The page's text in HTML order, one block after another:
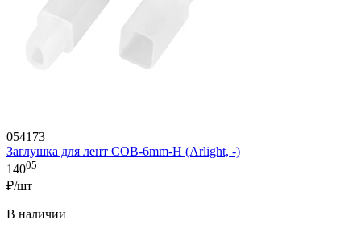
054173
Заглушка для лент COB-6mm-H (Arlight, -)
14005
₽/шт
В наличии